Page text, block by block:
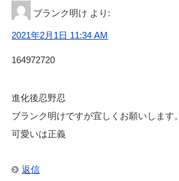
ブランク明け より:
2021年2月1日 11:34 AM
164972720
進化後忍野忍
ブランク明けですが宜しくお願いします。
可愛いは正義
返信